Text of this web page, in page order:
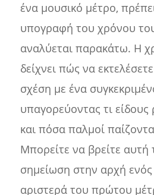
ένα μουσικό μέτρο,
υπογραφή του χρόνου
αναλύεται παρακάτω. Η
δείχνει πώς να
σχέση με ένα
υπαγορεύοντας τι είδους
και πόσα παλμοί
Μπορείτε να βρείτε αυτή
σημείωση στην αρχή
αριστερά του πρώτου